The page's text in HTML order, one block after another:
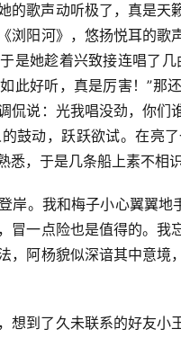
的歌声动听极了，真是
浏阳河》，悠扬悦耳的
是她趁着兴致接连唱了
此好听，真是厉害！”那
侃说：光我唱没劲，你
鼓动，跃跃欲试。在亮
悉，于是几条船上素不相
岸。我和梅子小心翼翼地
冒一点险也是值得的。
，阿杨貌似深谙其中意
想到了久未联系的好友